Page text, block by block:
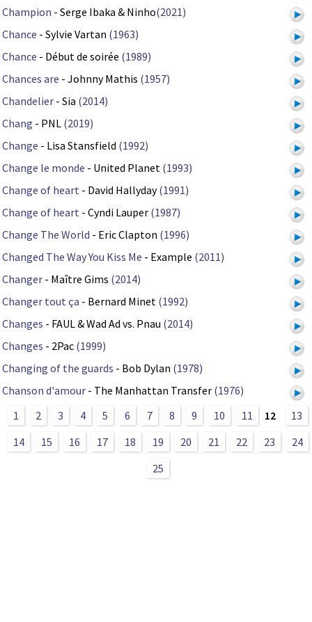
Champion - Serge Ibaka & Ninho(2021)
Chance - Sylvie Vartan (1963)
Chance - Début de soirée (1989)
Chances are - Johnny Mathis (1957)
Chandelier - Sia (2014)
Chang - PNL (2019)
Change - Lisa Stansfield (1992)
Change le monde - United Planet (1993)
Change of heart - David Hallyday(1991)
Change of heart - Cyndi Lauper (1987)
Change The World - Eric Clapton (1996)
Changed The Way You Kiss Me - Example (2011)
Changer - Maître Gims (2014)
Changer tout ça - Bernard Minet (1992)
Changes - FAUL & Wad Ad vs. Pnau (2014)
Changes - 2Pac (1999)
Changing of the guards - Bob Dylan (1978)
Chanson d'amour - The Manhattan Transfer (1976)
1
2 3 4 5 6 7 8 9 10 11 12
13
14
15 16 17 18 19 20 21 22 23
24
25